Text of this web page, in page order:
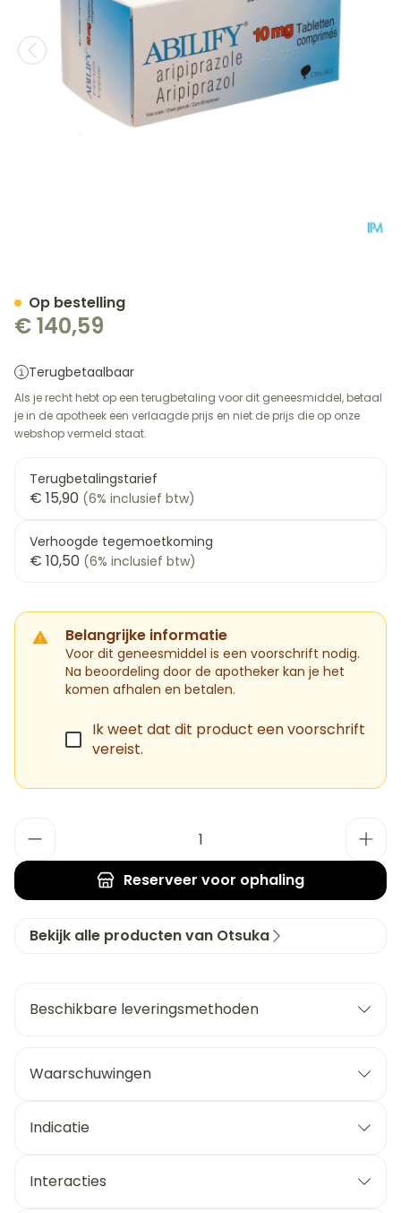
€ 140,59
Terugbetaalbaar
Als je recht hebt op een terugbetaling voor dit geneesmiddel, betaal
je in de apotheek een verlaagde prijs en niet de prijs die op onze
webshop vermeld staat.
Terugbetalingstarief
€ 15,90 (6% inclusief btw)
Verhoogde tegemoetkoming
€ 10,50 (6% inclusief btw)
Belangrijke informatie
Voor dit geneesmiddel is een voorschrift nodig.
Na beoordeling door de apotheker kan je het
komen afhalen en betalen.
Ik weet dat dit product een voorschrift
vereist.
Reserveer voor ophaling
Op bestelling
Bekijk alle producten van Otsuka
Beschikbare leveringsmethoden
Waarschuwingen
Indicatie
Interacties